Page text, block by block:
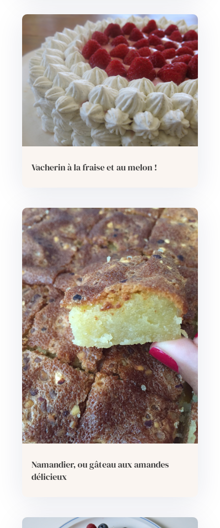
Vacherin à la fraise et au melon !
Namandier, ou gâteau aux amandes
délicieux